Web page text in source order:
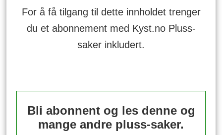
For å få tilgang til dette innholdet trenger
du et abonnement med Kyst.no Pluss-
saker inkludert.
Bli abonnent og les denne og
mange andre pluss-saker.